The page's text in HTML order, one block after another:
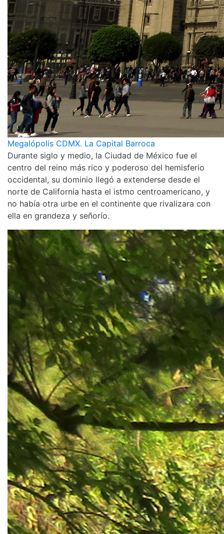
Megalópolis CDMX. La Capital Barroca
Durante siglo y medio, la Ciudad de México fue el
centro del reino más rico y poderoso del hemisferio
occidental, su dominio llegó a extenderse desde el
norte de California hasta el istmo centroamericano, y
no había otra urbe en el continente que rivalizara con
ella en grandeza y señorío.